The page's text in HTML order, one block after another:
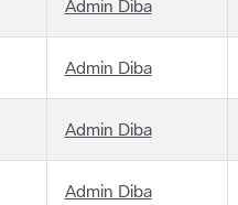
Admin Diba
Admin Diba
Admin Diba